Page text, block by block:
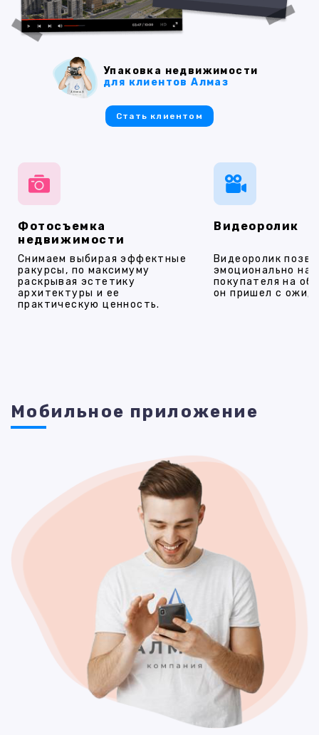
Фотосъемка
недвижимости
Снимаем выбирая эффектные
ракурсы, по максимуму
раскрывая эстетику
архитектуры и ее
практическую ценность.
Видеоролик
Видеоролик
эмоционально
покупателя на
он пришел с
Упаковка недвижимости
для клиентов Алмаз
Стать клиентом
Мобильное приложение